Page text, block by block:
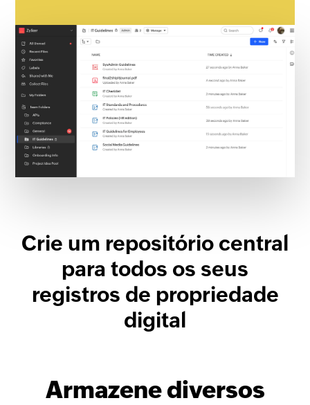
Crie um repositório central
para todos os seus
registros de propriedade
digital
Armazene diversos